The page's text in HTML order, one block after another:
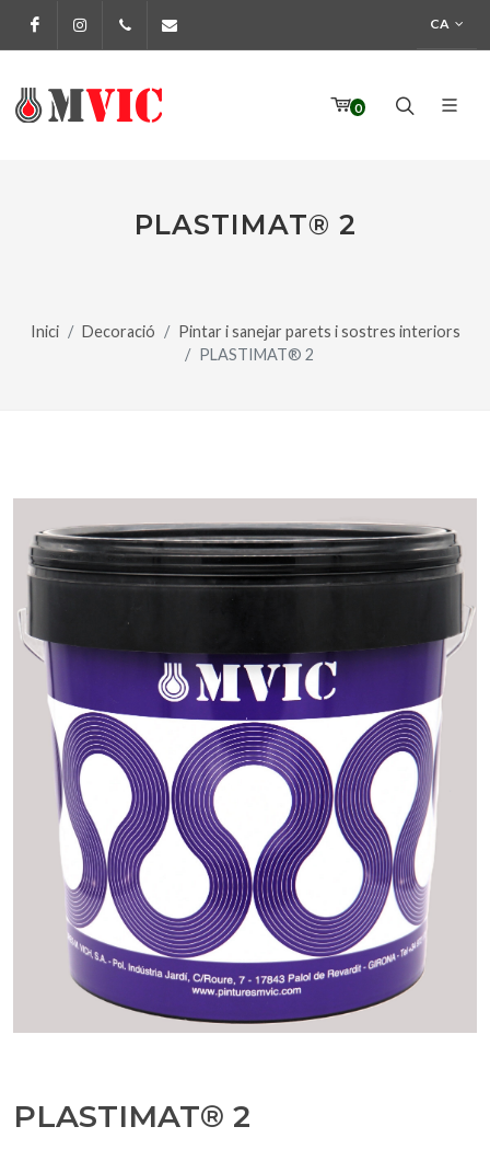
FacebookInstagram972 170 160 CA
0
PLASTIMAT® 2
Inici Decoració
Pintar i sanejar parets i sostres interiors
PLASTIMAT® 2
PLASTIMAT® 2